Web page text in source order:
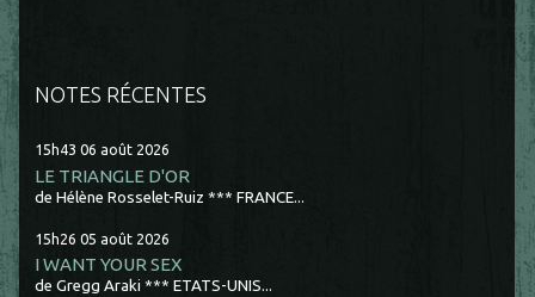
NOTES RÉCENTES
15h43 06 août 2026
LE TRIANGLE D'OR
de Hélène Rosselet-Ruiz *** FRANCE...
15h26 05 août 2026
I WANT YOUR SEX
de Gregg Araki *** ETATS-UNIS...